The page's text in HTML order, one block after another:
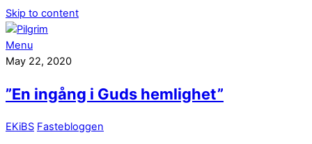
Skip to content
Menu
May 22, 2020
”En ingång i Guds hemlighet”
EKiBS Fastebloggen